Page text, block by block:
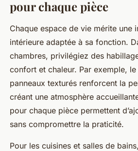
pour chaque pièce
Chaque espace de vie mérite une
intérieure adaptée à sa fonction.
chambres, privilégiez des
confort et chaleur. Par exemple,
panneaux texturés renforcent la
créant une atmosphère
pour chaque pièce permettent
sans compromettre la praticité.
Pour les cuisines et salles de